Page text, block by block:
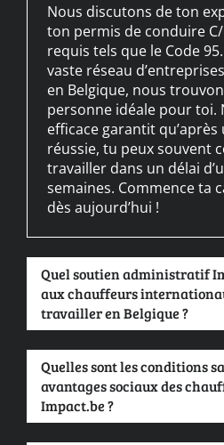
Nous discutons de ton
ton permis de conduire
requis tels que le Code
vaste réseau
en Belgique, nous
personne idéale pour toi.
efficace garantit qu’après
réussie, tu peux souvent
travailler dans un délai
semaines. Commence ta
dès aujourd’hui !
Quel soutien administratif
aux chauffeurs
travailler en Belgique ?
Quelles sont les conditions
avantages sociaux des
Impact.be ?